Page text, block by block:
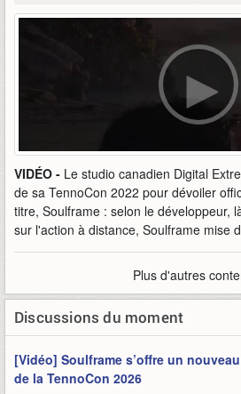
VIDÉO - Le studio canadien Digital
de sa TennoCon 2022 pour dévoiler
titre, Soulframe : selon le développeur,
sur l'action à distance, Soulframe mise
Plus d'autres
Discussions du moment
[Vidéo] Soulframe s’offre un
de la TennoCon 2026